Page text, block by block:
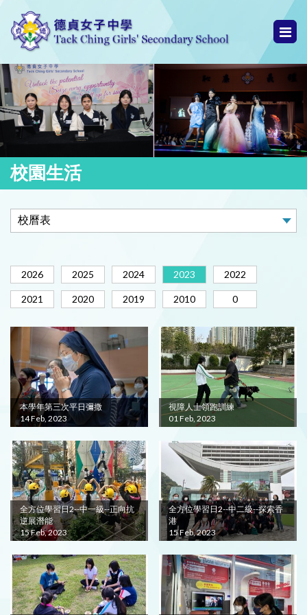
校園生活
2026 2025 2024 2023 2022
2021 2020 2019 2010 0
本學年第三次平日彌撒
14 Feb, 2023
視障人士領跑訓練
01 Feb, 2023
全方位學習日2--中一級--正向抗
逆展潛能
15 Feb, 2023
全方位學習日2--中二級--探索香
港
15 Feb, 2023